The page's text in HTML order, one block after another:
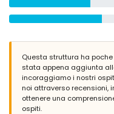
Questa struttura ha
stata appena aggiunta
incoraggiamo i nostri
noi attraverso recensioni,
ottenere una
ospiti.